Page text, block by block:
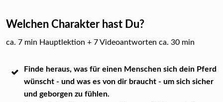
Welchen Charakter hast Du?
ca. 7 min Hauptlektion + 7 Videoantworten ca. 30 min
Finde heraus, was für einen Menschen sich dein Pferd
wünscht - und was es von dir braucht - um sich sicher
und geborgen zu fühlen.